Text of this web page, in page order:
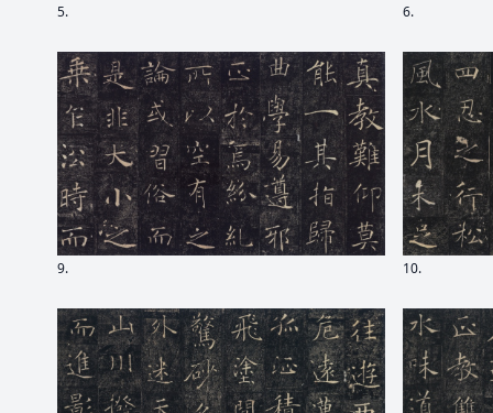
5. 6.
9. 10.